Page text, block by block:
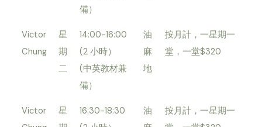
備）
Victor
Chung
星
期
二
14:00-16:00
(2 小時）
(中英教材兼
備）
油
麻
地
按月計，一星期一
堂，一堂$320
Victor
星
16:30-18:30
油
按月計，一星期一